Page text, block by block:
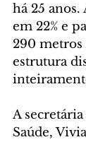
há 25
em 22% e
290 metros
estrutura
A
Saúde,